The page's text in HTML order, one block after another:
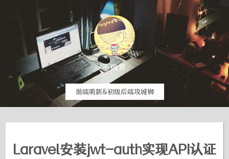
不败君
前端萌新&初级后端攻城狮
Laravel安装jwt-auth实现API认证